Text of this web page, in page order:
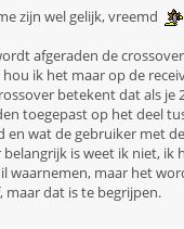
zijn wel gelijk, vreemd
afgeraden de
ik het maar op de
betekent dat als je
toegepast op het deel
en wat de gebruiker met
is weet ik niet, ik
waarnemen, maar het
maar dat is te begrijpen.